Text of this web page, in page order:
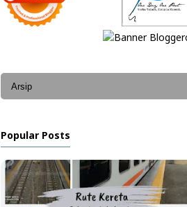
Popular Posts